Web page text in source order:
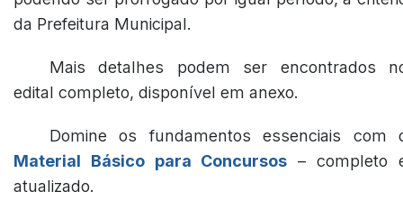
da Prefeitura Municipal.
Mais detalhes podem ser encontrados
edital completo, disponível em anexo.
Domine os fundamentos essenciais com
Material Básico para Concursos – completo
atualizado.